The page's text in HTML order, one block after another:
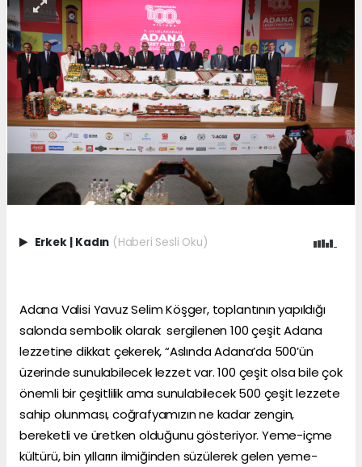
Erkek | Kadın (Haberi Sesli Oku)
Adana Valisi Yavuz Selim Köşger, toplantının yapıldığı
salonda sembolik olarak sergilenen 100 çeşit Adana
lezzetine dikkat çekerek, “Aslında Adana’da 500’ün
üzerinde sunulabilecek lezzet var. 100 çeşit olsa bile çok
önemli bir çeşitlilik ama sunulabilecek 500 çeşit lezzete
sahip olunması, coğrafyamızın ne kadar zengin,
bereketli ve üretken olduğunu gösteriyor. Yeme-içme
kültürü, bin yılların ilmiğinden süzülerek gelen yeme-